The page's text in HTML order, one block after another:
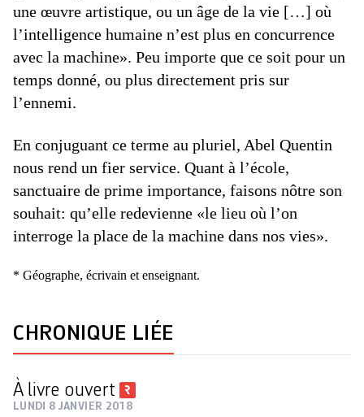
une œuvre artistique, ou un âge de la vie […] où
l’intelligence humaine n’est plus en concurrence
avec la machine». Peu importe que ce soit pour un
temps donné, ou plus directement pris sur
l’ennemi.
En conjuguant ce terme au pluriel, Abel Quentin
nous rend un fier service. Quant à l’école,
sanctuaire de prime importance, faisons nôtre son
souhait: qu’elle redevienne «le lieu où l’on
interroge la place de la machine dans nos vies».
* Géographe, écrivain et enseignant.
CHRONIQUE LIÉE
À livre ouvert
LUNDI 8 JANVIER 2018